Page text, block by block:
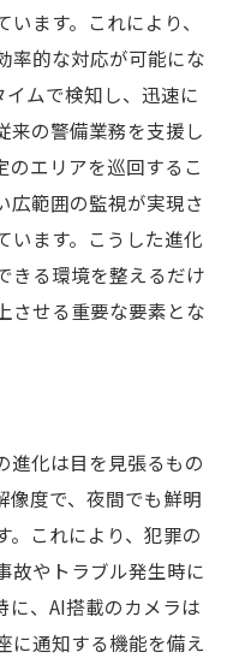
ます。これにより、
率的な対応が可能にな
ムで検知し、迅速に
来の警備業務を支援し
のエリアを巡回するこ
広範囲の監視が実現さ
います。こうした進化
きる環境を整えるだけ
させる重要な要素とな
進化は目を見張るもの
像度で、夜間でも鮮明
。これにより、犯罪の
故やトラブル発生時に
に、AI搭載のカメラは
に通知する機能を備え